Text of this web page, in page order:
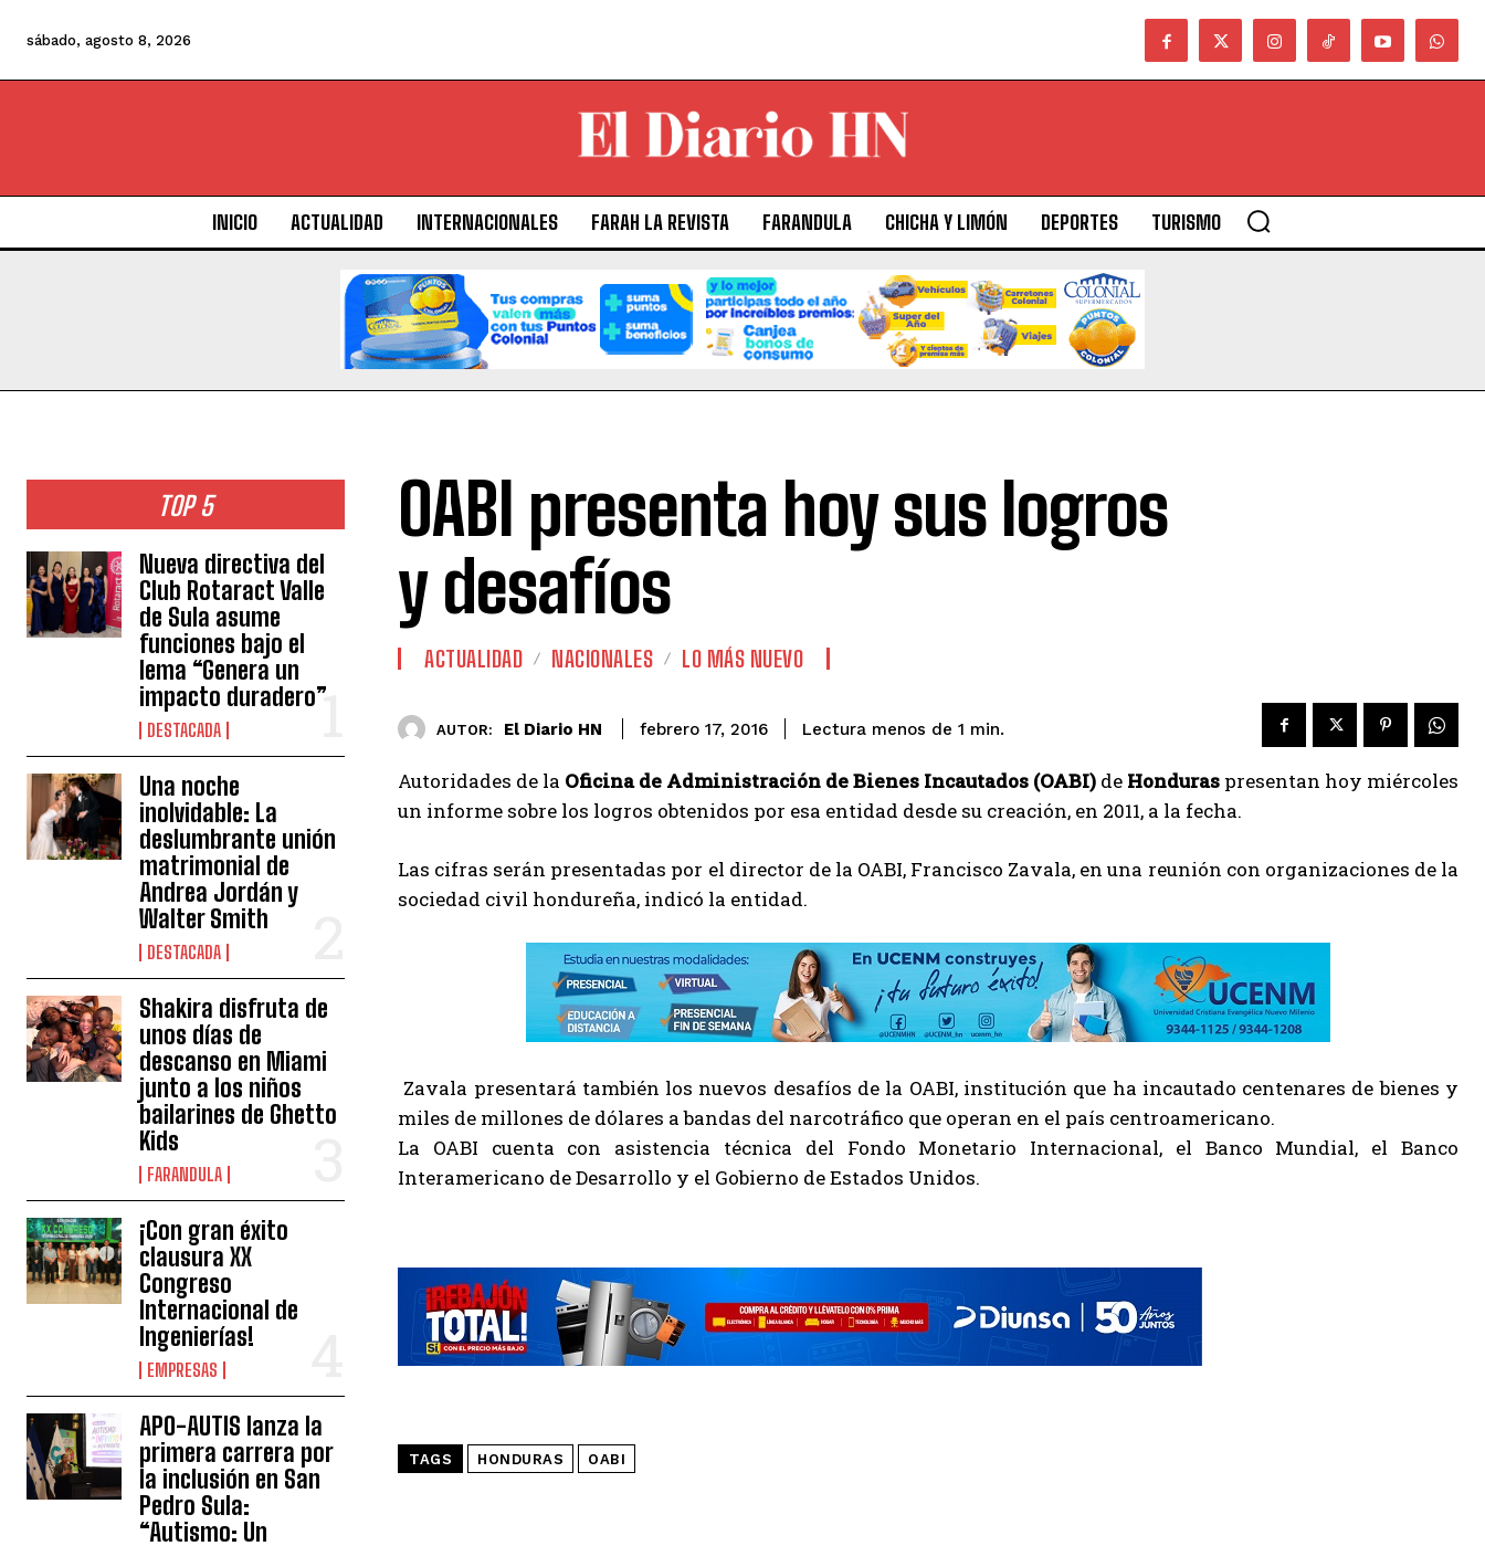
sábado, agosto 8, 2026
INICIO ACTUALIDAD INTERNACIONALES FARAH LA REVISTA FARANDULA CHICHA Y LIMÓN DEPORTES TURISMO
TOP 5
Nueva directiva del
Club Rotaract Valle
de Sula asume
funciones bajo el
lema “Genera un
impacto duradero”
DESTACADA
Una noche
inolvidable: La
deslumbrante unión
matrimonial de
Andrea Jordán y
Walter Smith
DESTACADA
Shakira disfruta de
unos días de
descanso en Miami
junto a los niños
bailarines de Ghetto
Kids
FARANDULA
¡Con gran éxito
clausura XX
Congreso
Internacional de
Ingenierías!
EMPRESAS
APO-AUTIS lanza la
primera carrera por
la inclusión en San
Pedro Sula:
“Autismo: Un
OABI presenta hoy sus logros
y desafíos
ACTUALIDAD NACIONALES LO MÁS NUEVO
AUTOR: El Diario HN febrero 17, 2016 Lectura menos de 1 min.
Autoridades de la Oficina de Administración de Bienes Incautados (OABI) de Honduras presentan hoy miércoles
un informe sobre los logros obtenidos por esa entidad desde su creación, en 2011, a la fecha.
Las cifras serán presentadas por el director de la OABI, Francisco Zavala, en una reunión con organizaciones de la
sociedad civil hondureña, indicó la entidad.
Zavala presentará también los nuevos desafíos de la OABI, institución que ha incautado centenares de bienes y
miles de millones de dólares a bandas del narcotráfico que operan en el país centroamericano.
La OABI cuenta con asistencia técnica del Fondo Monetario Internacional, el Banco Mundial, el Banco
Interamericano de Desarrollo y el Gobierno de Estados Unidos.
TAGS HONDURAS OABI